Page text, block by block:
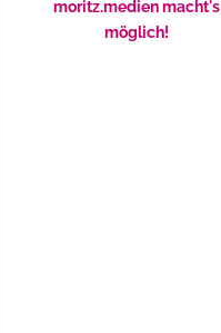
moritz.medien macht's
möglich!